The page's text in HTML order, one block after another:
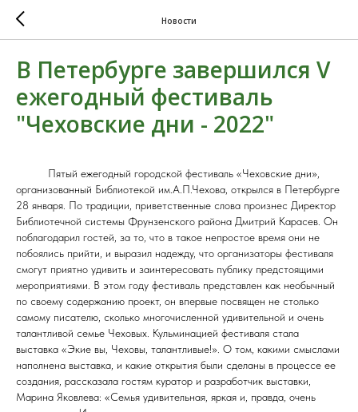
Новости
В Петербурге завершился V
ежегодный фестиваль
"Чеховские дни - 2022"
Пятый ежегодный городской фестиваль «Чеховские дни»,
организованный Библиотекой им.А.П.Чехова, открылся в Петербурге
28 января. По традиции, приветственные слова произнес Директор
Библиотечной системы Фрунзенского района Дмитрий Карасев. Он
поблагодарил гостей, за то, что в такое непростое время они не
побоялись прийти, и выразил надежду, что организаторы фестиваля
смогут приятно удивить и заинтересовать публику предстоящими
мероприятиями. В этом году фестиваль представлен как необычный
по своему содержанию проект, он впервые посвящен не столько
самому писателю, сколько многочисленной удивительной и очень
талантливой семье Чеховых. Кульминацией фестиваля стала
выставка «Экие вы, Чеховы, талантливые!». О том, какими смыслами
наполнена выставка, и какие открытия были сделаны в процессе ее
создания, рассказала гостям куратор и разработчик выставки,
Марина Яковлева: «Семья удивительная, яркая и, правда, очень